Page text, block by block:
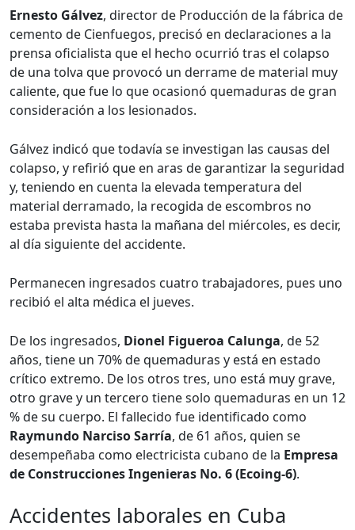
Ernesto Gálvez, director de Producción de la fábrica de
cemento de Cienfuegos, precisó en declaraciones a la
prensa oficialista que el hecho ocurrió tras el colapso
de una tolva que provocó un derrame de material muy
caliente, que fue lo que ocasionó quemaduras de gran
consideración a los lesionados.
Gálvez indicó que todavía se investigan las causas del
colapso, y refirió que en aras de garantizar la seguridad
y, teniendo en cuenta la elevada temperatura del
material derramado, la recogida de escombros no
estaba prevista hasta la mañana del miércoles, es decir,
al día siguiente del accidente.
Permanecen ingresados cuatro trabajadores, pues uno
recibió el alta médica el jueves.
De los ingresados, Dionel Figueroa Calunga, de 52
años, tiene un 70% de quemaduras y está en estado
crítico extremo. De los otros tres, uno está muy grave,
otro grave y un tercero tiene solo quemaduras en un 12
% de su cuerpo. El fallecido fue identificado como
Raymundo Narciso Sarría, de 61 años, quien se
desempeñaba como electricista cubano de la Empresa
de Construcciones Ingenieras No. 6 (Ecoing-6).
Accidentes laborales en Cuba